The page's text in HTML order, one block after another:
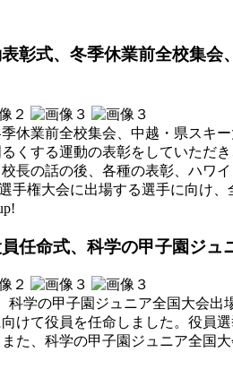
彰式、冬季休業前全校集
休業前全校集会、中越・県スキ
くする運動の表彰をしていただ
長の話の後、各種の表彰、ハワ
手権大会に出場する選手に向け、
任命式、科学の甲子園ジュ
科学の甲子園ジュニア全国大会
けて役員を任命しました。役員
た、科学の甲子園ジュニア全国